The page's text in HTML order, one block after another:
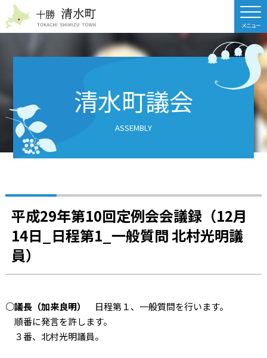
清水町議会
ASSEMBLY
平成29年第10回定例会会議録（12月
14日_日程第1_一般質問 北村光明議
員）
○議長（加来良明）
日程第１、一般質問を行います。
順番に発言を許します。
３番、北村光明議員。